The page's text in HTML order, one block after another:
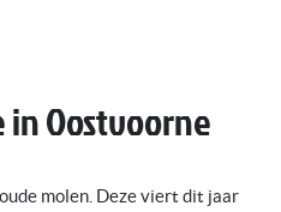
Oostvoorne
molen. Deze viert dit jaar